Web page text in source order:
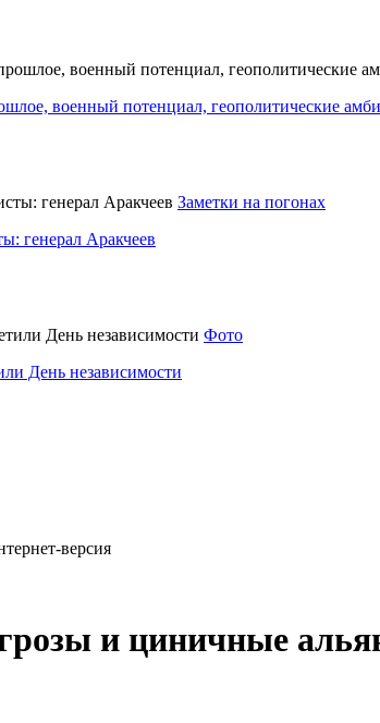
военный потенциал, геополитические
Заметки на погонах
генерал Аракчеев
Фото
День независимости
версия
и циничные